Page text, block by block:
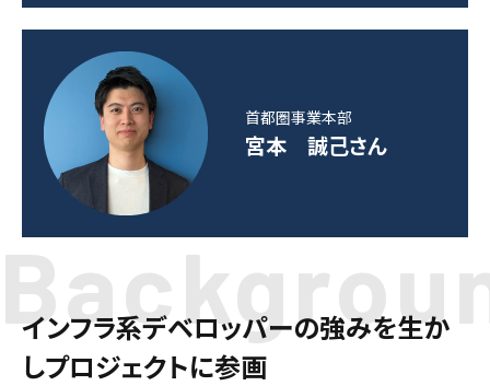
首都圏事業本部
宮本 誠己さん
インフラ系デベロッパーの強みを生か
しプロジェクトに参画